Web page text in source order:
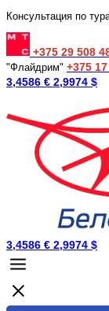
Консультация по
+375 29 508
"Флайдрим" +375
3,4586 € 2,9974 $
3,4586 € 2,9974 $